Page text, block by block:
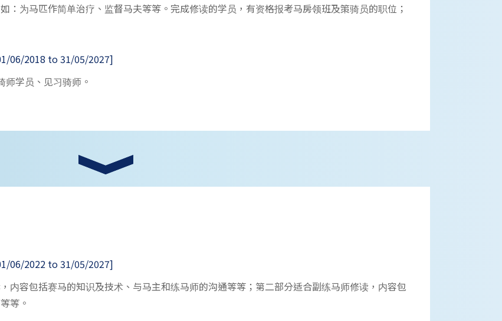
：为马匹作简单治疗、监督马夫等等。完成修读的学员，有资格报考马房领班及策骑员的职位；
06/2018 to 31/05/2027]
学员、见习骑师。
06/2022 to 31/05/2027]
内容包括赛马的知识及技术、与马主和练马师的沟通等等；第二部分适合副练马师修读，内容包
等。